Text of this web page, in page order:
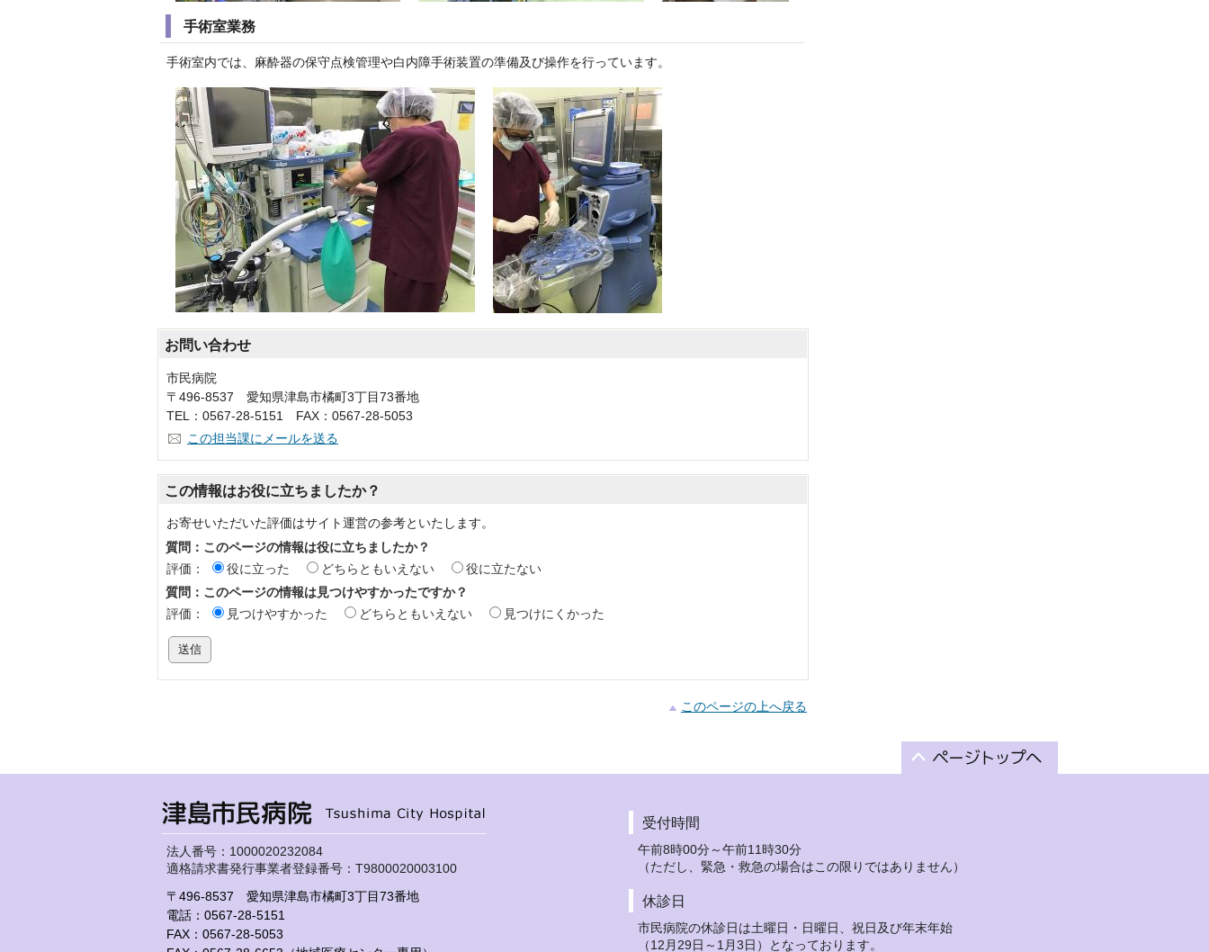
手術室業務
手術室内では、麻酔器の保守点検管理や白内障手術装置の準備及び操作を行っています。
お問い合わせ
市民病院
〒496-8537 愛知県津島市橘町3丁目73番地
TEL：0567-28-5151 FAX：0567-28-5053
この担当課にメールを送る
この情報はお役に立ちましたか？
お寄せいただいた評価はサイト運営の参考といたします。
質問：このページの情報は役に立ちましたか？
評価：
役に立った どちらともいえない
役に立たない
質問：このページの情報は見つけやすかったですか？
評価：
見つけやすかった どちらともいえない 見つけにくかった
このページの上へ戻る
法人番号：1000020232084
適格請求書発行事業者登録番号：T9800020003100
〒496-8537 愛知県津島市橘町3丁目73番地
電話：0567-28-5151
FAX：0567-28-5053
受付時間
午前8時00分～午前11時30分
（ただし、緊急・救急の場合はこの限りではありません）
休診日
市民病院の休診日は土曜日・日曜日、祝日及び年末年始
（12月29日～1月3日）となっております。